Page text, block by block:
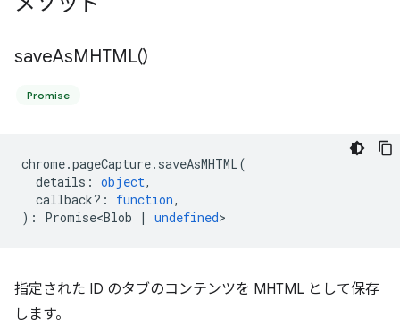
saveAsMHTML()
Promise
chrome.pageCapture. saveAsMHTML(
details : object,
callback? : function,
) : Promise<Blob | undefined>
指定された ID のタブのコンテンツを MHTML として保存
します。